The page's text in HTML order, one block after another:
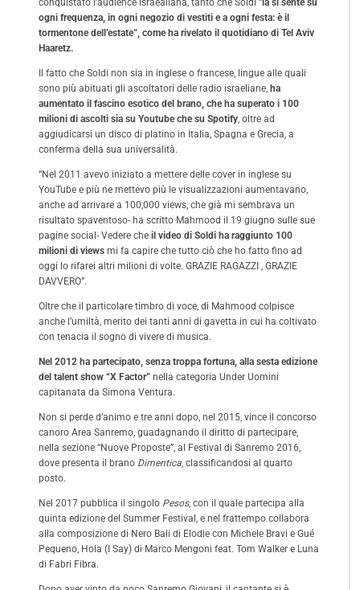
conquistato l’audience israealiana, tanto che Soldi “ la si sente su
ogni frequenza, in ogni negozio di vestiti e a ogni festa: è il
tormentone dell’estate”, come ha rivelato il quotidiano di Tel Aviv
Haaretz.
Il fatto che Soldi non sia in inglese o francese, lingue alle quali
sono più abituati gli ascoltatori delle radio israeliane, ha
aumentato il fascino esotico del brano, che ha superato i 100
milioni di ascolti sia su Youtube che su Spotify, oltre ad
aggiudicarsi un disco di platino in Italia, Spagna e Grecia, a
conferma della sua universalità.
“Nel 2011 avevo iniziato a mettere delle cover in inglese su
YouTube e più ne mettevo più le visualizzazioni aumentavano,
anche ad arrivare a 100,000 views, che già mi sembrava un
risultato spaventoso- ha scritto Mahmood il 19 giugno sulle sue
pagine social- Vedere che il video di Soldi ha raggiunto 100
milioni di views mi fa capire che tutto ciò che ho fatto fino ad
oggi lo rifarei altri milioni di volte. GRAZIE RAGAZZI , GRAZIE
DAVVERO”.
Oltre che il particolare timbro di voce, di Mahmood colpisce
anche l’umiltà, merito dei tanti anni di gavetta in cui ha coltivato
con tenacia il sogno di vivere di musica.
Nel 2012 ha partecipato, senza troppa fortuna, alla sesta edizione
del talent show “X Factor” nella categoria Under Uomini
capitanata da Simona Ventura.
Non si perde d’animo e tre anni dopo, nel 2015, vince il concorso
canoro Area Sanremo, guadagnando il diritto di partecipare,
nella sezione “Nuove Proposte”, al Festival di Sanremo 2016,
dove presenta il brano Dimentica, classificandosi al quarto
posto.
Nel 2017 pubblica il singolo Pesos, con il quale partecipa alla
quinta edizione del Summer Festival, e nel frattempo collabora
alla composizione di Nero Bali di Elodie con Michele Bravi e Gué
Pequeno, Hola (I Say) di Marco Mengoni feat. Tom Walker e Luna
di Fabri Fibra.